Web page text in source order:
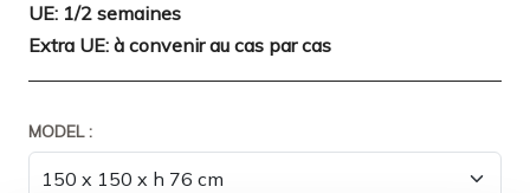
UE: 1/2 semaines
Extra UE: à convenir au cas par cas
MODEL :